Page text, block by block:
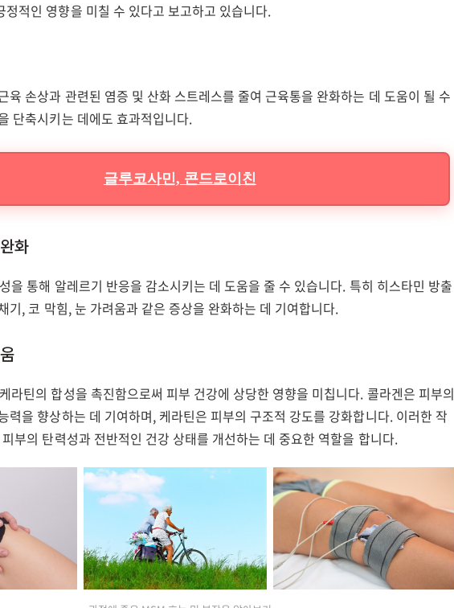
정적인 영향을 미칠 수 있다고 보고하고 있습니다.
육 손상과 관련된 염증 및 산화 스트레스를 줄여 근육통을 완화하는 데 도움이 될 수
단축시키는 데에도 효과적입니다.
글루코사민, 콘드로이친
화
을 통해 알레르기 반응을 감소시키는 데 도움을 줄 수 있습니다. 특히 히스타민 방출
기, 코 막힘, 눈 가려움과 같은 증상을 완화하는 데 기여합니다.
라틴의 합성을 촉진함으로써 피부 건강에 상당한 영향을 미칩니다. 콜라겐은 피부의
력을 향상하는 데 기여하며, 케라틴은 피부의 구조적 강도를 강화합니다. 이러한 작
부의 탄력성과 전반적인 건강 상태를 개선하는 데 중요한 역할을 합니다.